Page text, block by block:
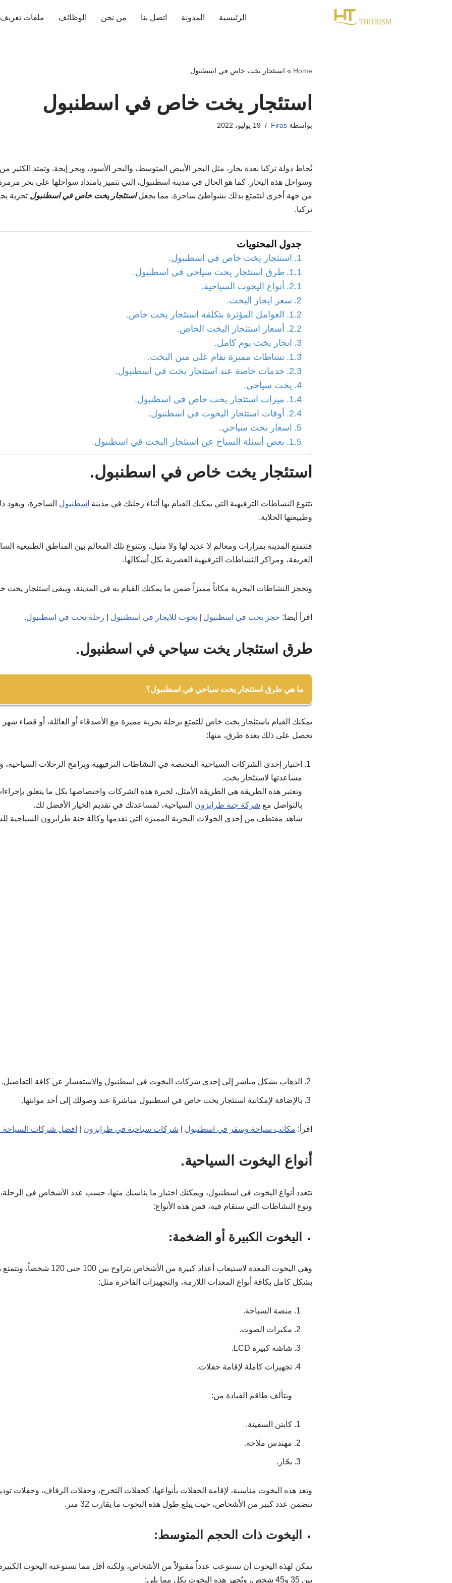
الرئيسية المدونة اتصل بنا من نحن الوظائف ملفات تعريف
Home
» استئجار يخت خاص في اسطنبول
استئجار يخت خاص في اسطنبول
بواسطةFiras 19 يوليو، 2022
تُحاط دولة تركيا بعدة بحار، مثل البحر الأبيض المتوسط، والبحر الأسود، وبحر إيجة. وتمتد
وسواحل هذه البحار. كما هو الحال في مدينة اسطنبول، التي تتميز بامتداد سواحلها على بحر
من جهة أخرى لتتمتع بذلك بشواطئ ساحرة. مما يجعلاستئجار يخت خاص في اسطنبول تجربة
تركيا.
جدول المحتويات
استئجار يخت خاص في اسطنبول.
طرق استئجار يخت سياحي في اسطنبول.
أنواع اليخوت السياحية.
سعر ايجار اليخت.
العوامل المؤثرة بتكلفة استئجار يخت خاص.
أسعار استئجار اليخت الخاص.
ايجار يخت يوم كامل.
نشاطات مميزة تقام على متن اليخت.
خدمات خاصة عند استئجار يخت في اسطنبول.
يخت سياحي.
ميزات استئجار يخت خاص في اسطنبول.
أوقات استئجار اليخوت في اسطنبول.
اسعار يخت سياحي.
بعض أسئلة السياح عن استئجار اليخت في اسطنبول.
استئجار يخت خاص في اسطنبول.
تتنوع النشاطات الترفيهية التي يمكنك القيام بها أثناء رحلتك في مدينة اسطنبول الساحرة، ويعود
وطبيعتها الخلابة.
فتتمتع المدينة بمزارات ومعالم لا عديد لها ولا مثيل، وتتنوع تلك المعالم بين المناطق الطبيعية
العريقة، ومراكز النشاطات الترفيهية العصرية بكل أشكالها.
وتحجز النشاطات البحرية مكاناً مميزاً ضمن ما يمكنك القيام به في المدينة، ويبقى استئجار
اقرأ أيضا: حجز يخت في اسطنبول يخوت للايجار في اسطنبول رحلة يخت في اسطنبول.
طرق استئجار يخت سياحي في اسطنبول.
ما هي طرق استئجار يخت سياحي في اسطنبول؟
مساعدتها لاستئجار يخت. وتعتبر هذه الطريقة هي الطريقة الأمثل، لخبرة هذه الشركات
بإجراءات هذا النشاط. وننصحك بالتواصل مع شركة جنة طرابزون السياحية، لمساعدتك في
بالإضافة لإمكانية استئجار يخت خاص في اسطنبول مباشرةً عند وصولك إلى أحد موانئها.
يمكنك القيام باستئجار يخت خاص للتمتع برحلة بحرية مميزة مع الأصدقاء أو العائلة، أو قضاء
تحصل على ذلك بعدة طرق، منها:
اختيار إحدى الشركات السياحية المختصة في النشاطات الترفيهية وبرامج الرحلات
مساعدتها لاستئجار يخت.
وتعتبر هذه الطريقة هي الطريقة الأمثل، لخبرة هذه الشركات واختصاصها بكل ما يتعلق
بالتواصل مع شركة جنة طرابزون السياحية، لمساعدتك في تقديم الخيار الأفضل لك.
شاهد مقتطف من إحدى الجولات البحرية المميزة التي تقدمها وكالة جنة طرابزون السياحية
الذهاب بشكل مباشر إلى إحدى شركات اليخوت في اسطنبول والاستفسار عن كافة التفاصيل.
بالإضافة لإمكانية استئجار يخت خاص في اسطنبول مباشرةً عند وصولك إلى أحد موانئها.
اقرأ: مكاتب سياحة وسفر في اسطنبول شركات سياحية في طرابزون افضل شركات
أنواع اليخوت السياحية.
تتعدد أنواع اليخوت في اسطنبول، ويمكنك اختيار ما يناسبك منها، حسب عدد الأشخاص في
ونوع النشاطات التي ستقام فيه، فمن هذه الأنواع:
اليخوت الكبيرة أو الضخمة:
وهي اليخوت المعدة لاستيعاب أعداد كبيرة من
بشكل كامل بكافة أنواع المعدات اللازمة، والتجهيزات الفاخرة مثل:
منصة السباحة.
مكبرات الصوت.
شاشة كبيرة LCD.
تجهيزات كاملة لإقامة حفلات.
ويتألف طاقم القيادة من:
كابتن السفينة.
مهندس ملاحة.
بحّار.
وتعد هذه اليخوت مناسبة، لإقامة الحفلات بأنواعها، كحفلات التخرج، وحفلات الزفاف، وحفلات
تتضمن عدد كبير من الأشخاص، حيث يبلغ طول هذه اليخوت ما يقارب 32 متر.
اليخوت ذات الحجم المتوسط:
يمكن لهذه اليخوت أن تستوعب عدداً مقبولاً من الأشخاص، ولكنه أقل مما تستوعبه اليخوت
بين 35 و45 شخص، وتُجهز هذه اليخوت بكل مما يلي: